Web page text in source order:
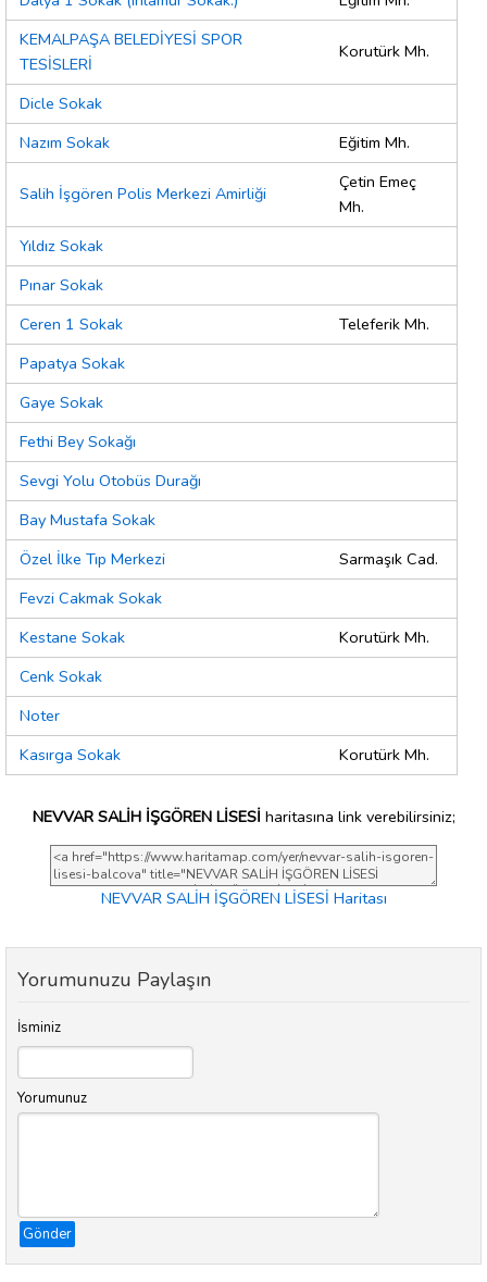
KEMALPAŞA BELEDİYESİ SPOR
TESİSLERİ
Korutürk Mh.
Dicle Sokak
Nazım Sokak
Eğitim Mh.
Salih İşgören Polis Merkezi Amirliği
Çetin Emeç
Mh.
Yıldız Sokak
Pınar Sokak
Ceren 1 Sokak
Teleferik Mh.
Papatya Sokak
Gaye Sokak
Fethi Bey Sokağı
Sevgi Yolu Otobüs Durağı
Bay Mustafa Sokak
Özel İlke Tıp Merkezi
Sarmaşık Cad.
Fevzi Cakmak Sokak
Kestane Sokak
Korutürk Mh.
Cenk Sokak
Noter
Kasırga Sokak
Korutürk Mh.
NEVVAR SALİH İŞGÖREN LİSESİharitasına link verebilirsiniz;
NEVVAR SALİH İŞGÖREN LİSESİ Haritası
Yorumunuzu Paylaşın
İsminiz
Yorumunuz
Gönder